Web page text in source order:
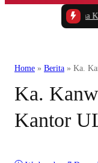
Dana Kampung APBK
Home » Berita » Ka.
Ka.
Kantor